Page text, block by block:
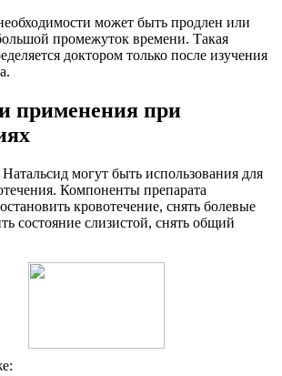
может быть продлен или
промежуток времени. Такая
доктором только после изучения
применения при
могут быть использования для
Компоненты препарата
кровотечение, снять болевые
состояние слизистой, снять общий